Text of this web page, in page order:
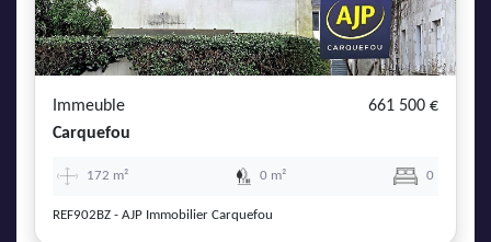
Immeuble
661 500 €
Carquefou
172 m² 0 m² 0
REF902BZ - AJP Immobilier Carquefou